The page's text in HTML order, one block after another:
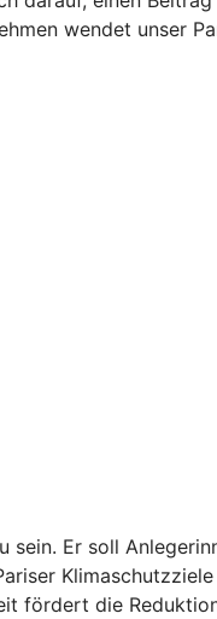
wendet unser
Er soll
fördert die